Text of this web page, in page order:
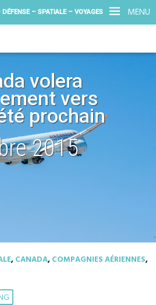
MENU
– SPATIALE – VOYAGES
volera
vers
prochain
2015
,CANADA,COMPAGNIES AÉRIENNES,